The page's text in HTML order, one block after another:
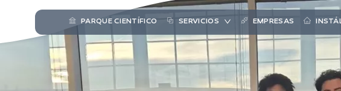
PARQUE CIENTÍFICO SERVICIOS EMPRESAS